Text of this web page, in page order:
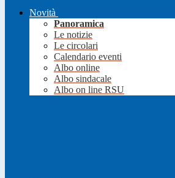
Novità
Panoramica
Le notizie
Le circolari
Calendario eventi
Albo online
Albo sindacale
Albo on line RSU